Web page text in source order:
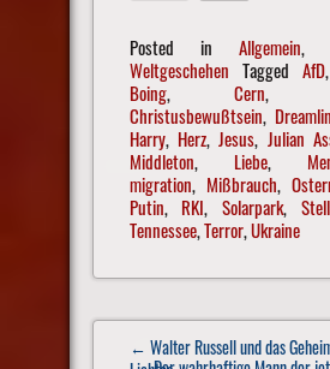
Posted inAllgemein
Weltgeschehen TaggedAfD,
Boing,Cern
Christusbewußtsein,
Harry, Herz,Jesus, Julian
Middleton, Liebe,
migration, Mißbrauch,
Putin, RKI, Solarpark,
Tennessee,Terror,Ukraine
Post
navigation
← Walter Russell und das